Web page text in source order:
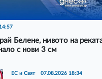
Белене, нивото на
с нови 3 см
ЕС и Свят 07.08.2026 18:34